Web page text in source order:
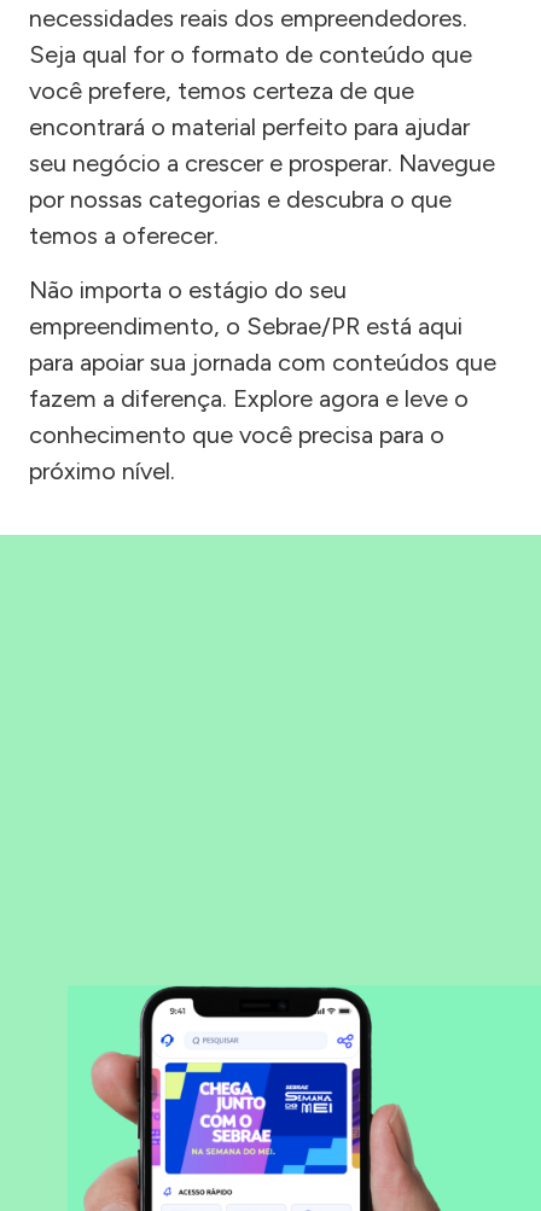
necessidades reais dos empreendedores.
Seja qual for o formato de conteúdo que
você prefere, temos certeza de que
encontrará o material perfeito para ajudar
seu negócio a crescer e prosperar. Navegue
por nossas categorias e descubra o que
temos a oferecer.
Não importa o estágio do seu
empreendimento, o Sebrae/PR está aqui
para apoiar sua jornada com conteúdos que
fazem a diferença. Explore agora e leve o
conhecimento que você precisa para o
próximo nível.